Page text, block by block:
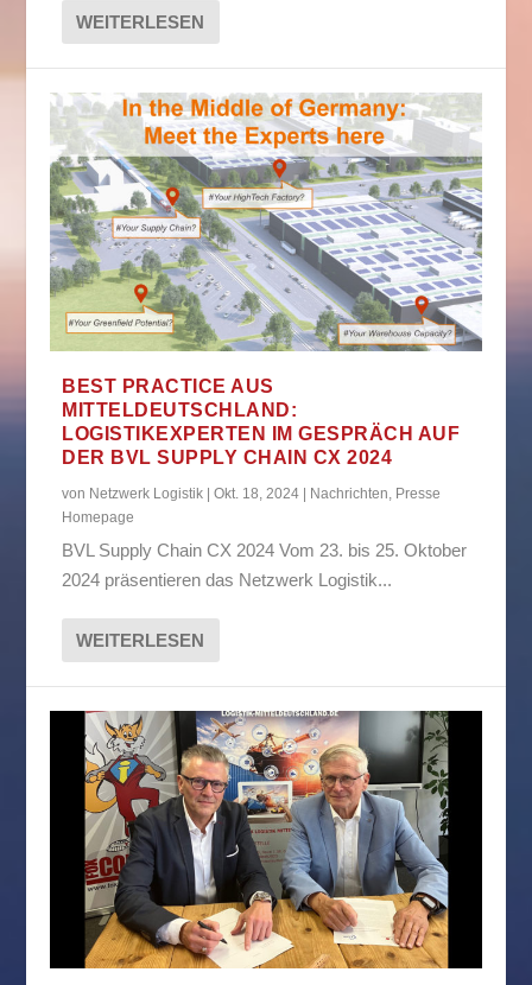
WEITERLESEN
BEST PRACTICE AUS
MITTELDEUTSCHLAND:
LOGISTIKEXPERTEN IM GESPRÄCH AUF
DER BVL SUPPLY CHAIN CX 2024
von Netzwerk Logistik |Okt. 18, 2024 | Nachrichten Presse
Homepage
BVL Supply Chain CX 2024 Vom 23. bis 25. Oktober
2024 präsentieren das Netzwerk Logistik...
WEITERLESEN